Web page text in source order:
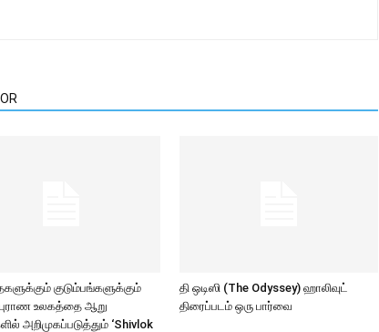
குடும்பங்களுக்கும்
உலகத்தை ஆறு
அறிமுகப்படுத்தும் ‘Shivlok
தி ஒடிஸி (The Odyssey) ஹாலிவுட்
திரைப்படம் ஒரு பார்வை